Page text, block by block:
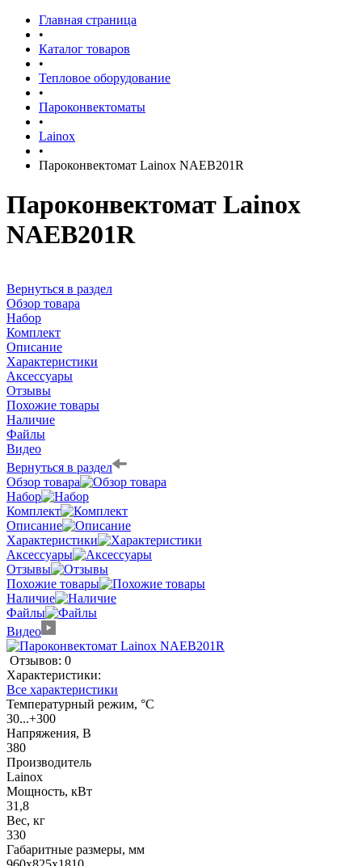
Главная страница
•
Каталог товаров
•
Тепловое оборудование
•
Пароконвектоматы
•
Lainox
•
Пароконвектомат Lainox NAEB201R
Пароконвектомат Lainox
NAEB201R
Вернуться в раздел
Обзор товара
Набор
Комплект
Описание
Характеристики
Аксессуары
Отзывы
Похожие товары
Наличие
Файлы
Видео
Вернуться в раздел
Обзор товара
Набор
Комплект
Описание
Характеристики
Аксессуары
Отзывы
Похожие товары
Наличие
Файлы
Видео
Отзывов: 0
Характеристики:
Все характеристики
Температурный режим, °C
30...+300
Напряжения, В
380
Производитель
Lainox
Мощность, кВт
31,8
Вес, кг
330
Габаритные размеры, мм